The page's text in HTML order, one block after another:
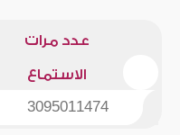
عدد مرات
الاستماع
3095011474